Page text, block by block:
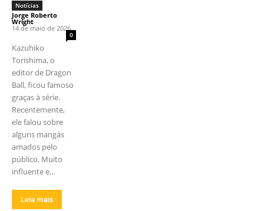
Notícias
Jorge Roberto
Wright -
14 de maio de 2026
0
Kazuhiko
Torishima, o
editor de Dragon
Ball, ficou famoso
graças à série.
Recentemente,
ele falou sobre
alguns mangás
amados pelo
público. Muito
influente e...
Leia mais